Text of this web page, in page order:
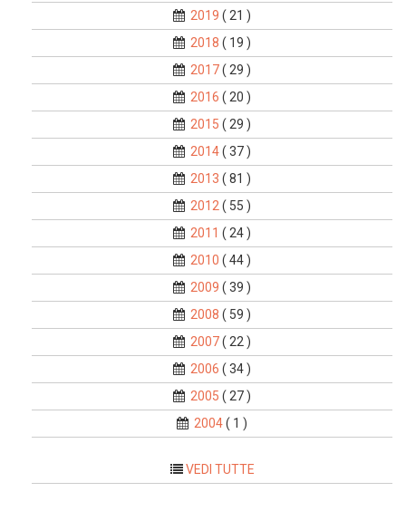
2019 ( 21 )
2018 ( 19 )
2017( 29 )
2016 ( 20 )
2015 ( 29 )
2014( 37 )
2013 ( 81 )
2012 ( 55 )
2011 ( 24 )
2010 ( 44 )
2009 ( 39 )
2008 ( 59 )
2007( 22 )
2006 ( 34 )
2005 ( 27 )
2004( 1 )
VEDI TUTTE